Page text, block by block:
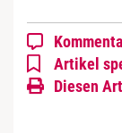
Artikel
Diesen